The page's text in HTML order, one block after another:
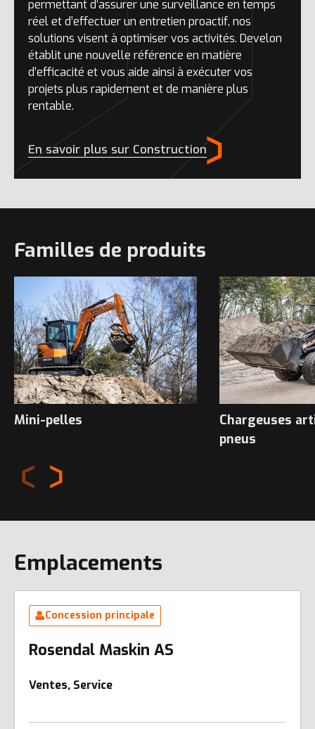
permettant d’assurer une surveillance en temps
réel et d’effectuer un entretien proactif, nos
solutions visent à optimiser vos activités. Develon
établit une nouvelle référence en matière
d’efficacité et vous aide ainsi à exécuter vos
projets plus rapidement et de manière plus
rentable.
En savoir plus sur Construction
Familles de produits
Mini-pelles
Chargeuses
pneus
Emplacements
Concession principale
Rosendal Maskin AS
Ventes, Service